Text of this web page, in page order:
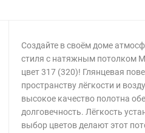
Создайте в своём доме
стиля с натяжным потолком
цвет 317 (320)! Глянцевая
пространству лёгкости и
высокое качество полотна
долговечность. Лёгкость
выбор цветов делают этот